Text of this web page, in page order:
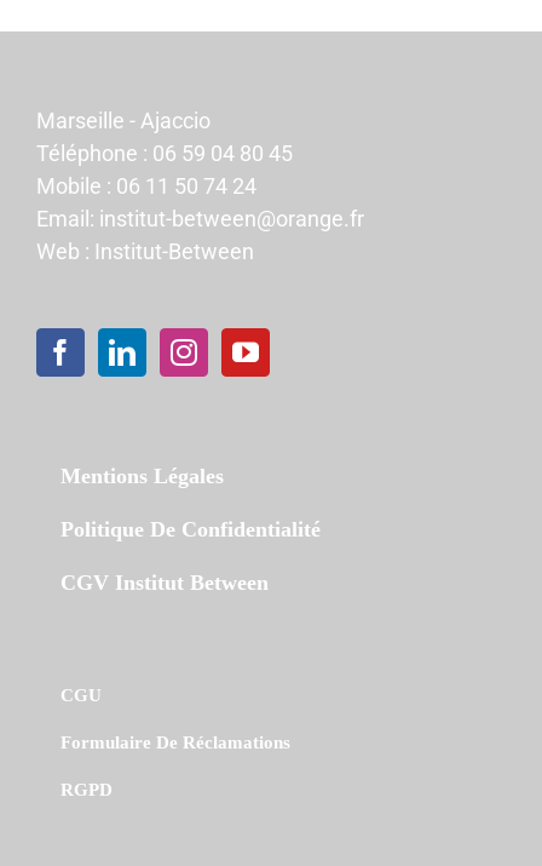
Marseille - Ajaccio
Téléphone : 06 59 04 80 45
Mobile : 06 11 50 74 24
Email: institut-between@orange.fr
Web : Institut-Between
Mentions Légales
Politique De Confidentialité
CGV Institut Between
CGU
Formulaire De Réclamations
RGPD